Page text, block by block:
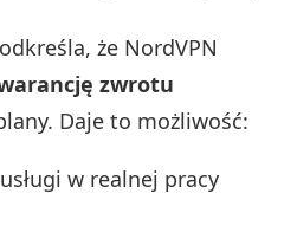
że NordVPN
zwrotu
Daje to możliwość:
w realnej pracy